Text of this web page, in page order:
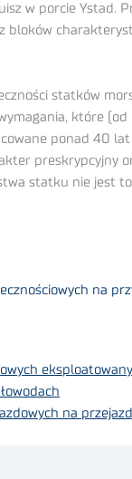
w porcie Ystad.
bloków
statków
które
ponad 40
preskrypcyjny
statku nie jest to
na
na